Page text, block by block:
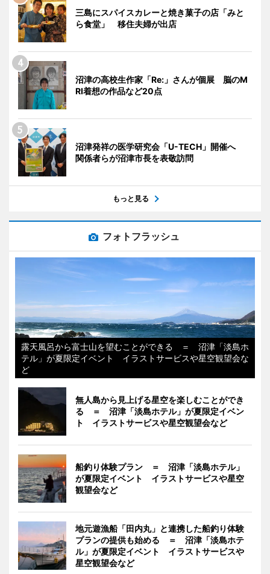
三島にスパイスカレーと焼き菓子の店「みと
ら食堂」 移住夫婦が出店
沼津の高校生作家「Re:」さんが個展 脳のM
RI着想の作品など20点
沼津発祥の医学研究会「U-TECH」開催へ
関係者らが沼津市長を表敬訪問
もっと見る
フォトフラッシュ
露天風呂から富士山を望むことができる ＝ 沼津「淡島ホ
テル」が夏限定イベント イラストサービスや星空観望会な
ど
無人島から見上げる星空を楽しむことができ
る ＝ 沼津「淡島ホテル」が夏限定イベン
ト イラストサービスや星空観望会など
船釣り体験プラン ＝ 沼津「淡島ホテル」
が夏限定イベント イラストサービスや星空
観望会など
地元遊漁船「田内丸」と連携した船釣り体験
プランの提供も始める ＝ 沼津「淡島ホテ
ル」が夏限定イベント イラストサービスや
星空観望会など